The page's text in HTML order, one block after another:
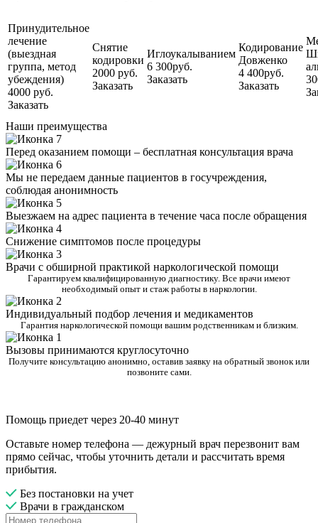
Принудительное
лечение
(выездная
группа, метод
убеждения)
4000 руб.
Заказать
Снятие
кодировки
2000 руб.
Заказать
Иглоукалыванием
6 300руб.
Заказать
Кодирование
Довженко
4 400руб.
Заказать
Наши преимущества
Перед оказанием помощи – бесплатная консультация врача
Мы не передаем данные пациентов в госучреждения,
соблюдая анонимность
Выезжаем на адрес пациента в течение часа после обращения
Снижение симптомов после процедуры
Врачи с обширной практикой наркологической помощи
Гарантируем квалифицированную диагностику. Все врачи имеют
необходимый опыт и стаж работы в наркологии.
Индивидуальный подбор лечения и медикаментов
Гарантия наркологической помощи вашим родственникам и близким.
Вызовы принимаются круглосуточно
Получите консультацию анонимно, оставив заявку на обратный звонок или
позвоните сами.
Помощь приедет через 20-40 минут
Оставьте номер телефона — дежурный врач перезвонит вам
прямо сейчас, чтобы уточнить детали и рассчитать время
прибытия.
Без постановки на учет
Врачи в гражданском